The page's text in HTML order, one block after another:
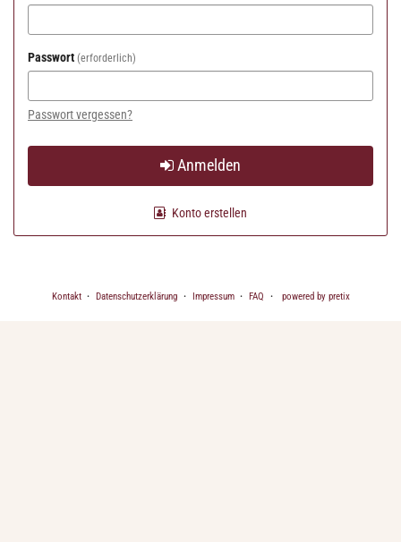
Passwort erforderlich
Passwort vergessen?
Anmelden
Konto erstellen
Kontakt Datenschutzerklärung Impressum FAQ powered by pretix